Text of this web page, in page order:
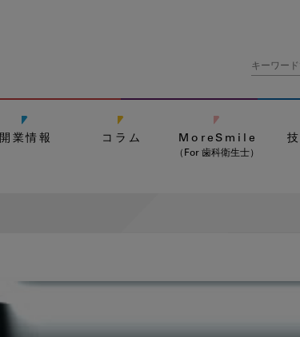
開業情報 コラム MoreSmile
（For 歯科衛生士）